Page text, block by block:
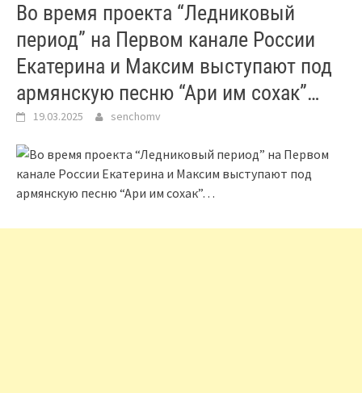
Во время проекта “Ледниковый
период” на Первом канале России
Екатерина и Максим выступают под
армянскую песню “Ари им сохак”…
19.03.2025 senchomv